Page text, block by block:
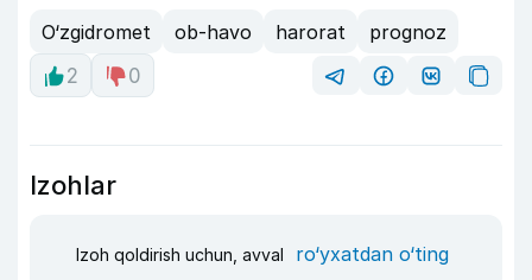
O‘zgidromet ob-havo harorat
prognoz
2
0
Izohlar
Izoh qoldirish uchun, avval ro‘yxatdan o‘ting